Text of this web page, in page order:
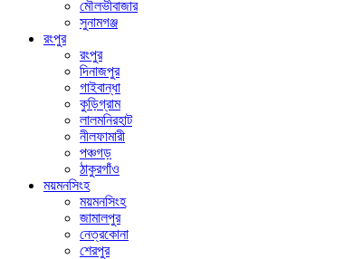
মৌলভীবাজার
সুনামগঞ্জ
রংপুর
রংপুর
দিনাজপুর
গাইবান্ধা
কুড়িগ্রাম
লালমনিরহাট
নীলফামারী
পঞ্চগড়
ঠাকুরগাঁও
ময়মনসিংহ
ময়মনসিংহ
জামালপুর
নেত্রকোনা
শেরপুর